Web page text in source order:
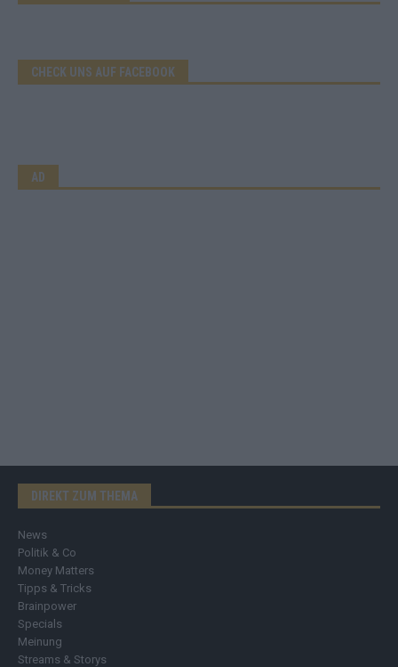
CHECK UNS AUF FACEBOOK
AD
DIREKT ZUM THEMA
News
Politik & Co
Money Matters
Tipps & Tricks
Brainpower
Specials
Meinung
Streams & Storys